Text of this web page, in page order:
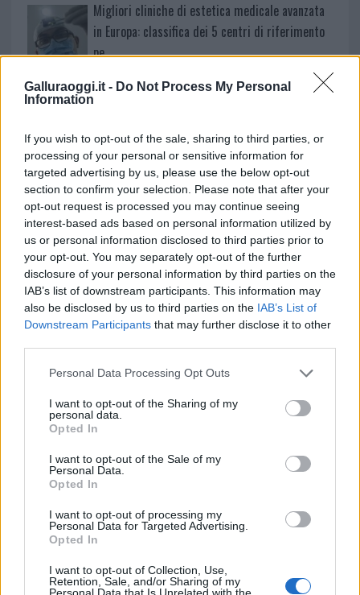
Galluraoggi.it - Do Not Process My Personal
Information
If you wish to opt-out of the sale, sharing to third parties, or
processing of your personal or sensitive information for
targeted advertising by us, please use the below opt-out
section to confirm your selection. Please note that after your
opt-out request is processed you may continue seeing
interest-based ads based on personal information utilized by
us or personal information disclosed to third parties prior to
your opt-out. You may separately opt-out of the further
disclosure of your personal information by third parties on the
IAB’s list of downstream participants. This information may
also be disclosed by us to third parties on the IAB’s List of
Downstream Participants that may further disclose it to other
Please note that this website/app uses one or more Google
not limited to your visit or usage behaviour. You may click to
grant or deny consent to Google and its third-party tags to
use your data for below specified purposes in below Google
consent section.
Personal Data Processing Opt Outs
I want to opt-out of the Sharing of my
personal data.
Opted In
I want to opt-out of the Sale of my
Personal Data.
Opted In
I want to opt-out of processing my
Personal Data for Targeted Advertising.
Opted In
I want to opt-out of Collection, Use,
Retention, Sale, and/or Sharing of my
Personal Data that Is Unrelated with the
Migliori cliniche di estetica medicale avanzata
in Europa: classifica dei 5 centri di riferimento
pe…
Incendi, a San Pasquale arriva il Campo Base:
l’inaugurazione
Andrea Mura conquista Palau: grande
partecipazione per il suo racconto
Calangianus, allarme sul centro accoglienza
minori, Albieri: “Episodi gravissimi”
Mario Malu